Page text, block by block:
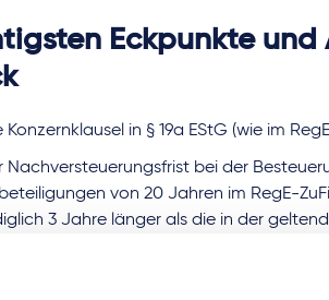
Eckpunkte und
Konzernklausel in § 19a EStG (wie im
Nachversteuerungsfrist bei der
von 20 Jahren im RegE-
3 Jahre länger als die in der
des Freibetrags für die